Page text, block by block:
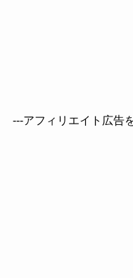
---アフィリエイト広告